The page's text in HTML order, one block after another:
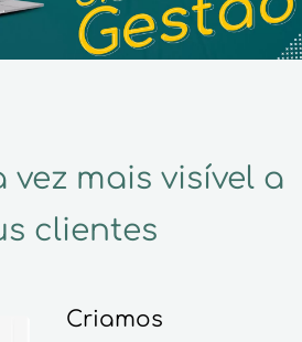
mais visível a
clientes
Criamos